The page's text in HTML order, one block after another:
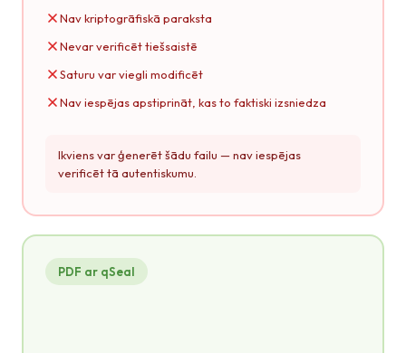
Nav kriptogrāfiskā paraksta
Nevar verificēt tiešsaistē
Saturu var viegli modificēt
Nav iespējas apstiprināt, kas to faktiski izsniedza
Ikviens var ģenerēt šādu failu — nav iespējas
verificēt tā autentiskumu.
PDF ar qSeal